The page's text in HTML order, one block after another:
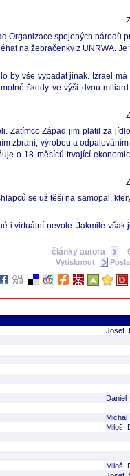
Organizace spojených národů
na žebračenky z UNRWA. Je
by vše vypadat jinak. Izrael
škody ve výši dvou
Zatímco Západ jim platil za
zbraní, výrobou a odpalováním
o 18 měsíců trvající
se už těší na samopal,
i virtuální nevole. Jakmile však
články autora
Vytisknout
Josef
Daniel
Miloš
Miloš